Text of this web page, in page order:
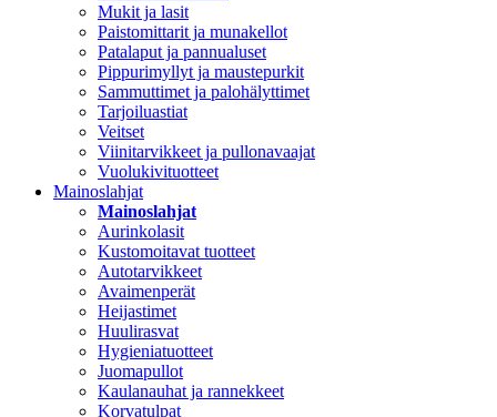
Mukit ja lasit
Paistomittarit ja munakellot
Patalaput ja pannualuset
Pippurimyllyt ja maustepurkit
Sammuttimet ja palohälyttimet
Tarjoiluastiat
Veitset
Viinitarvikkeet ja pullonavaajat
Vuolukivituotteet
Mainoslahjat
Mainoslahjat
Aurinkolasit
Kustomoitavat tuotteet
Autotarvikkeet
Avaimenperät
Heijastimet
Huulirasvat
Hygieniatuotteet
Juomapullot
Kaulanauhat ja rannekkeet
Korvatulpat